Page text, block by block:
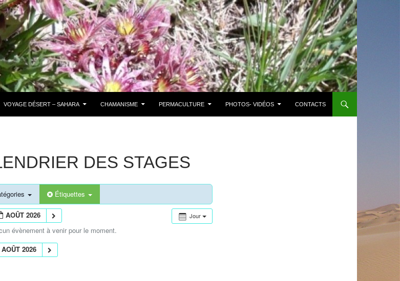
VOYAGE DÉSERT – SAHARA CHAMANISME PERMACULTURE PHOTOS- VIDÉOS CONTACTS
DES STAGES
Étiquettes
Jour
AOÛT 2026
évènement à venir pour le moment.
AOÛT 2026